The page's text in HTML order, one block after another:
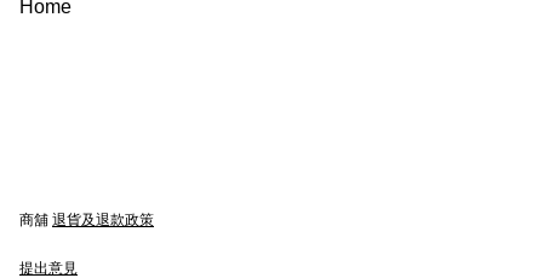
Home
商舖 退貨及退款政策
提出意見